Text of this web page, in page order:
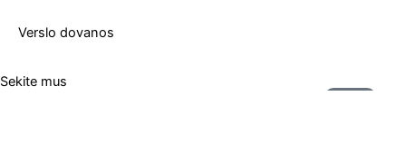
Verslo dovanos
Sekite mus
Submit